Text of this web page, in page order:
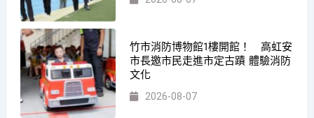
竹市消防博物館1樓開館！ 高虹安
市長邀市民走進市定古蹟 體驗消防
文化
2026-08-07